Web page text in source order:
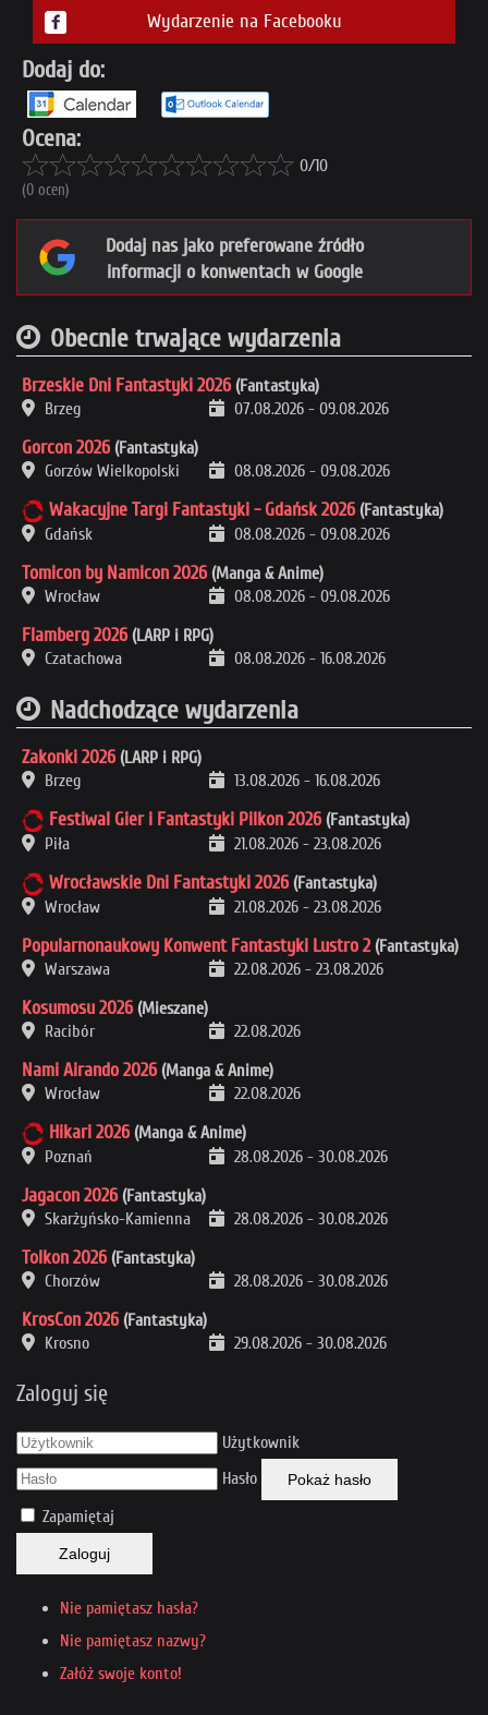
Wydarzenie na Facebooku
Dodaj do:
Ocena:
0/10
(0 ocen)
Dodaj nas jako preferowane źródło
informacji o konwentach w Google
Obecnie trwające wydarzenia
Brzeskie Dni Fantastyki 2026 (Fantastyka)
Brzeg
07.08.2026 - 09.08.2026
Gorcon 2026 (Fantastyka)
Gorzów Wielkopolski
08.08.2026 - 09.08.2026
Wakacyjne Targi Fantastyki - Gdańsk 2026 (Fantastyka)
Gdańsk
08.08.2026 - 09.08.2026
Tomicon by Namicon 2026 (Manga & Anime)
Wrocław
08.08.2026 - 09.08.2026
Flamberg 2026 (LARP i RPG)
Czatachowa
08.08.2026 - 16.08.2026
Nadchodzące wydarzenia
Zakonki 2026 (LARP i RPG)
Brzeg
13.08.2026 - 16.08.2026
Festiwal Gier i Fantastyki Pilkon 2026 (Fantastyka)
Piła
21.08.2026 - 23.08.2026
Wrocławskie Dni Fantastyki 2026 (Fantastyka)
Wrocław
21.08.2026 - 23.08.2026
Popularnonaukowy Konwent Fantastyki Lustro 2 (Fantastyka)
Warszawa
22.08.2026 - 23.08.2026
Kosumosu 2026 (Mieszane)
Racibór
22.08.2026
Nami Airando 2026 (Manga & Anime)
Wrocław
22.08.2026
Hikari 2026 (Manga & Anime)
Poznań
28.08.2026 - 30.08.2026
Jagacon 2026 (Fantastyka)
Skarżyńsko-Kamienna
28.08.2026 - 30.08.2026
Tolkon 2026 (Fantastyka)
Chorzów
28.08.2026 - 30.08.2026
KrosCon 2026 (Fantastyka)
Krosno
29.08.2026 - 30.08.2026
Zaloguj się
Użytkownik
Hasło
Pokaż hasło
Zapamiętaj
Zaloguj
Nie pamiętasz hasła?
Nie pamiętasz nazwy?
Załóż swoje konto!